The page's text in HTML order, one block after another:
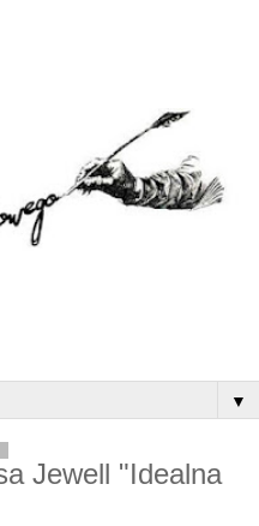
▼
Jewell "Idealna